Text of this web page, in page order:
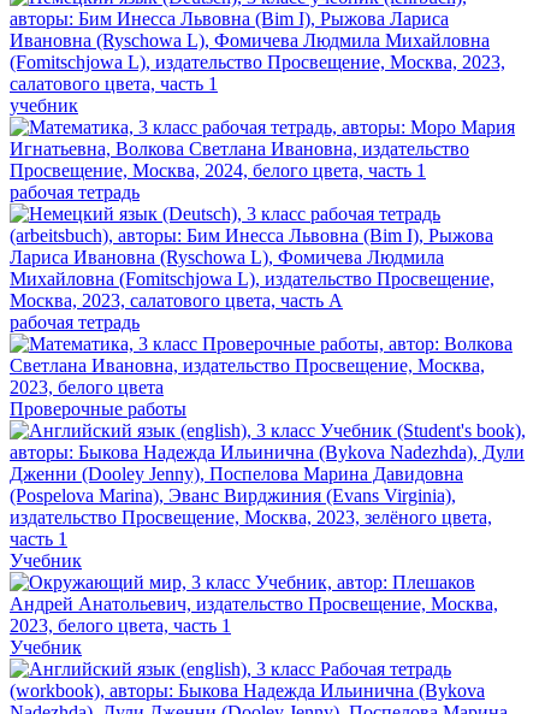
учебник
рабочая тетрадь
рабочая тетрадь
Проверочные работы
Учебник
Учебник